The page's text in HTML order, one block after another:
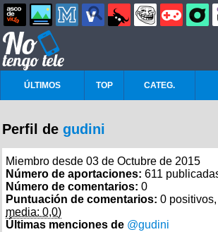
ÚLTIMOS TOP CATEG.
Perfil de gudini
Miembro desde 03 de Octubre de 2015
Número de aportaciones: 611
Número de comentarios: 0
Puntuación de comentarios: 0
media: 0,0)
Últimas menciones de @gudini